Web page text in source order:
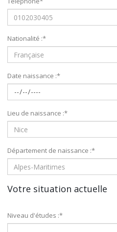
Nationalité :*
Date naissance :*
Lieu de naissance :*
Département de naissance :*
Votre situation actuelle
Niveau d'études :*